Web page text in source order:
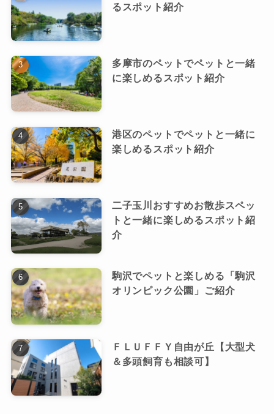
るスポット紹介
多摩市のペットでペットと一緒
に楽しめるスポット紹介
港区のペットでペットと一緒に
楽しめるスポット紹介
二子玉川おすすめお散歩スペッ
トと一緒に楽しめるスポット紹
介
駒沢でペットと楽しめる「駒沢
オリンピック公園」ご紹介
ＦＬＵＦＦＹ自由が丘【大型犬
＆多頭飼育も相談可】